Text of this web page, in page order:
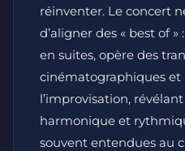
réinventer. Le concert
d’aligner des « best of
en suites, opère des
cinématographiques et
l’improvisation,
harmonique et
souvent entendues au